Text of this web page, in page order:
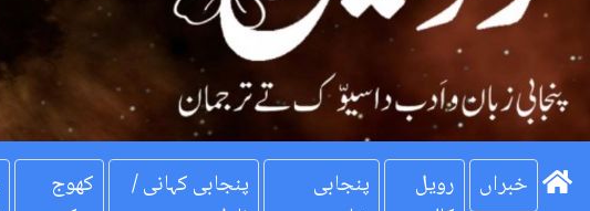
کھوج
پنجابی کہانی /
پنجابی
رویل
خبراں